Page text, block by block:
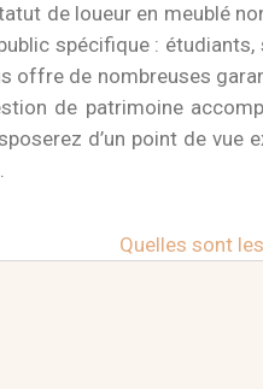
de loueur en meublé
spécifique :
de nombreuses
de patrimoine
d’un point de
Quelles sont